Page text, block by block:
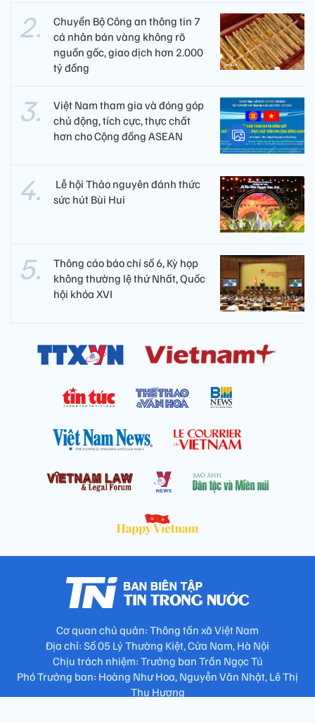
Chuyển Bộ Công an thông tin 7
cá nhân bán vàng không rõ
nguồn gốc, giao dịch hơn 2.000
tỷ đồng
Việt Nam tham gia và đóng góp
chủ động, tích cực, thực chất
hơn cho Cộng đồng ASEAN
​ Lễ hội Thảo nguyên đánh thức
sức hút Bùi Hui
Thông cáo báo chí số 6, Kỳ họp
không thường lệ thứ Nhất, Quốc
hội khóa XVI
Cơ quan chủ quản: Thông tấn xã Việt Nam
Địa chỉ: Số 05 Lý Thường Kiệt, Cửa Nam, Hà Nội
Chịu trách nhiệm: Trưởng ban Trần Ngọc Tú
Phó Trưởng ban: Hoàng Như Hoa, Nguyễn Văn Nhật, Lê Thị
Thu Hương